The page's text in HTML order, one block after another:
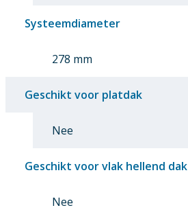
Systeemdiameter
278 mm
Geschikt voor platdak
Nee
Geschikt voor vlak hellend dak
Nee